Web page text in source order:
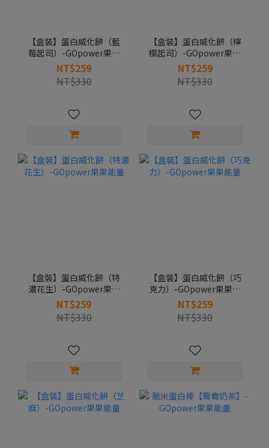
【盒裝】蛋白威化餅（藍
莓起司）-GOpower果果
能量
NT$259
NT$330
【盒裝】蛋白威化餅（檸
檬起司）-GOpower果果
能量
NT$259
NT$330
【盒裝】蛋白威化餅（特
濃花生）-GOpower果果
能量
NT$259
NT$330
【盒裝】蛋白威化餅（巧
克力）-GOpower果果能
量
NT$259
NT$330